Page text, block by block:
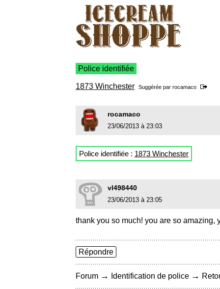
Police identifiée
1873 Winchester Suggérée par rocamaco
rocamaco
23/06/2013 à 23:03
Police identifiée : 1873 Winchester
vl498440
23/06/2013 à 23:05
thank you so much! you are so amazing,
Répondre
Forum → Identification de police →